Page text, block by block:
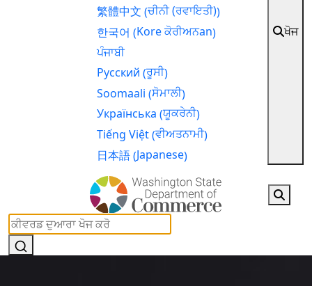
繁體中文 (ਚੀਨੀ (ਰਵਾਇਤੀ))
한국어 (Kore ਕੋਰੀਅਨan)
ਪੰਜਾਬੀ
Русский (ਰੂਸੀ)
Soomaali (ਸੋਮਾਲੀ)
Українська (ਯੂਕਰੇਨੀ)
Tiếng Việt(ਵੀਅਤਨਾਮੀ)
日本語(Japanese)
ਖੋਜ